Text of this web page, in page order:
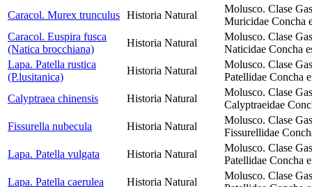
Caracol. Murex trunculus Historia Natural
Molusco. Clase
Muricidae Concha
Caracol. Euspira fusca
(Natica brocchiana)
Historia Natural
Molusco. Clase
Naticidae Concha
Lapa. Patella rustica
(P.lusitanica)
Historia Natural
Molusco. Clase
Patellidae Concha
Calyptraea chinensis
Historia Natural
Molusco. Clase
Calyptraeidae
Fissurella nubecula
Historia Natural
Molusco. Clase
Fissurellidae
Lapa. Patella vulgata
Historia Natural
Molusco. Clase
Patellidae Concha
Lapa. Patella caerulea
Historia Natural
Molusco. Clase